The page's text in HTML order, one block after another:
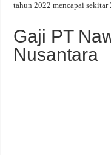
tahun 2022 mencapai sekitar
Gaji PT
Nusantara